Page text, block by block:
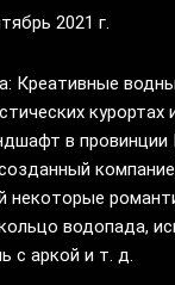
2021 г.
Креативные
курортах
в провинции
некоторые
водопада,
с аркой и т. д.